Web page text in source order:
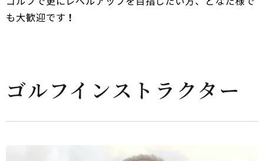
も大歓迎です ！
ゴルフインストラクター